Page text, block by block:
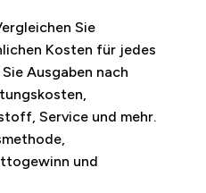
Sie
Kosten für jedes
Ausgaben nach
Service und mehr.
und